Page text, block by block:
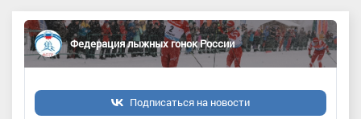
Федерация лыжных гонок России
Подписаться на новости